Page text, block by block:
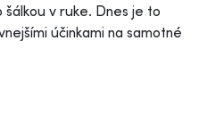
v ruke. Dnes je to
účinkami na samotné